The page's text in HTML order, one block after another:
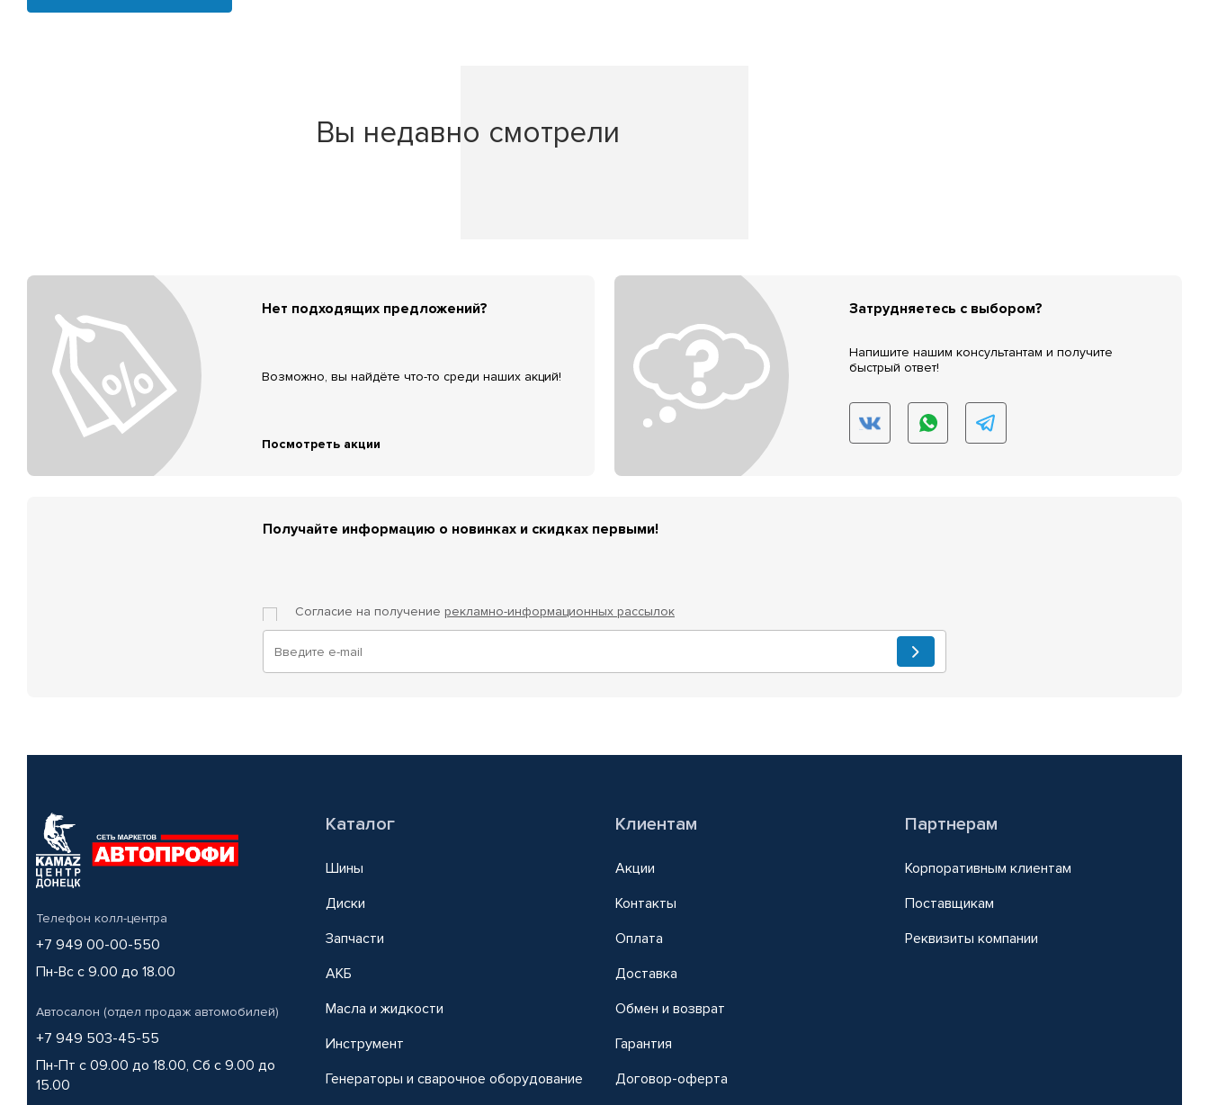
Вы недавно смотрели
Нет подходящих предложений?
Возможно, вы найдёте что-то среди наших акций!
Посмотреть акции
Затрудняетесь с выбором?
Напишите нашим консультантам и получите
быстрый ответ!
Получайте информацию о новинках и скидках первыми!
Согласие на получение рекламно-информационных рассылок
Телефон колл-центра
+7 949 00-00-550
Пн-Вс с 9.00 до 18.00
Автосалон (отдел продаж автомобилей)
+7 949 503-45-55
Пн-Пт с 09.00 до 18.00, Сб с 9.00 до
15.00
Каталог
Шины
Диски
Запчасти
АКБ
Масла и жидкости
Инструмент
Генераторы и сварочное оборудование
Клиентам
Акции
Контакты
Оплата
Доставка
Обмен и возврат
Гарантия
Договор-оферта
Партнерам
Корпоративным клиентам
Поставщикам
Реквизиты компании